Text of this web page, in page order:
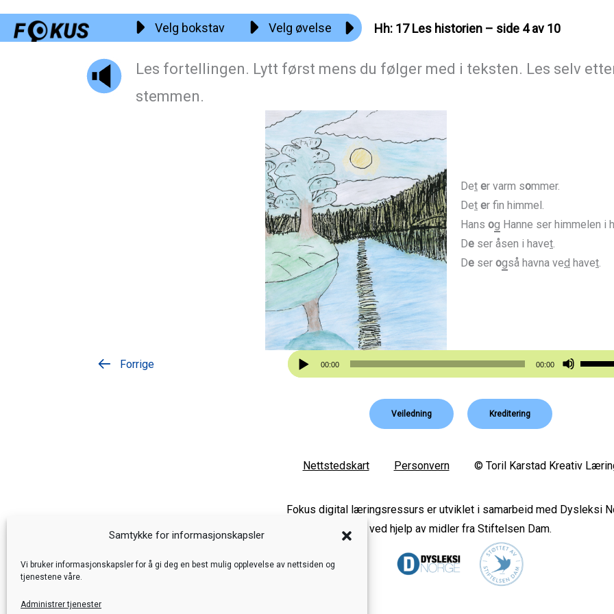
Samtykke for informasjonskapsler
Vi bruker informasjonskapsler for å gi deg en best mulig opplevelse av nettsiden og
tjenestene våre.
Administrer tjenester
rett
Velg bokstav Velg øvelse Hh: 17 Les historien – side 4 av 10
Les fortellingen. Lytt først mens du følger med i teksten. Les selv
stemmen.
Det er varm sommer.
Det er fin himmel.
Hans og Hanne ser himmelen i
De ser åsen i havet
De ser også havna ved havet
Forrige Lydavspiller
00:00 00:00
Bruk
opp-
for
Veiledning Kreditering
Nettstedskart Personvern© Toril Karstad Kreativ
Fokus digital læringsressurs er utviklet i samarbeid med Dysleksi
ved hjelp av midler fra Stiftelsen Dam.